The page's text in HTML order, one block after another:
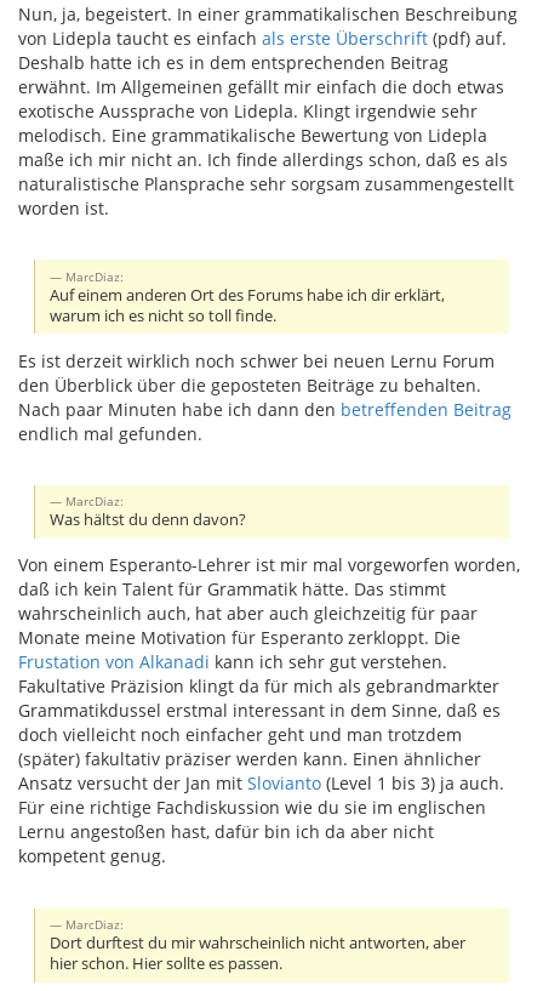
Nun, ja, begeistert. In einer grammatikalischen Beschreibung
von Lidepla taucht es einfach als erste Überschrift (pdf) auf.
Deshalb hatte ich es in dem entsprechenden Beitrag
erwähnt. Im Allgemeinen gefällt mir einfach die doch etwas
exotische Aussprache von Lidepla. Klingt irgendwie sehr
melodisch. Eine grammatikalische Bewertung von Lidepla
maße ich mir nicht an. Ich finde allerdings schon, daß es als
naturalistische Plansprache sehr sorgsam zusammengestellt
worden ist.
MarcDiaz:
Auf einem anderen Ort des Forums habe ich dir erklärt,
warum ich es nicht so toll finde.
Es ist derzeit wirklich noch schwer bei neuen Lernu Forum
den Überblick über die geposteten Beiträge zu behalten.
Nach paar Minuten habe ich dann den betreffenden Beitrag
endlich mal gefunden.
MarcDiaz:
Was hältst du denn davon?
Von einem Esperanto-Lehrer ist mir mal vorgeworfen worden,
daß ich kein Talent für Grammatik hätte. Das stimmt
wahrscheinlich auch, hat aber auch gleichzeitig für paar
Monate meine Motivation für Esperanto zerkloppt. Die
Frustation von Alkanadi kann ich sehr gut verstehen.
Fakultative Präzision klingt da für mich als gebrandmarkter
Grammatikdussel erstmal interessant in dem Sinne, daß es
doch vielleicht noch einfacher geht und man trotzdem
(später) fakultativ präziser werden kann. Einen ähnlicher
Ansatz versucht der Jan mit Slovianto (Level 1 bis 3) ja auch.
Für eine richtige Fachdiskussion wie du sie im englischen
Lernu angestoßen hast, dafür bin ich da aber nicht
kompetent genug.
MarcDiaz:
Dort durftest du mir wahrscheinlich nicht antworten, aber
hier schon. Hier sollte es passen.